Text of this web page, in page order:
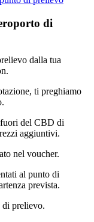
di
dalla tua
ti preghiamo
del CBD di
aggiuntivi.
nel voucher.
al punto di
prevista.
di prelievo.